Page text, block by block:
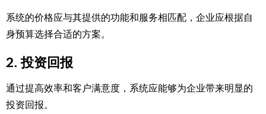
系统的价格应与其提供的功能和服务相匹配，企业应根据自
身预算选择合适的方案。
2. 投资回报
通过提高效率和客户满意度，系统应能够为企业带来明显的
投资回报。